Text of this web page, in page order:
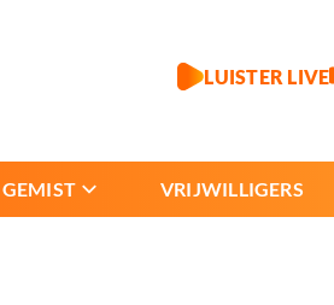
LUISTER LIVE
GEMIST VRIJWILLIGERS